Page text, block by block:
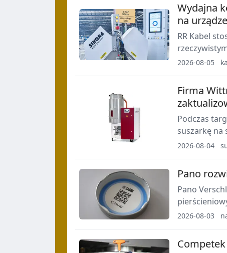
Wydajna
na
RR Kabel
ścianki,
2026-08-05
Firma
Podczas
suszarkę na
kolorowy
2026-08-04
Pano
Pano
wskazuje na
2026-08-03